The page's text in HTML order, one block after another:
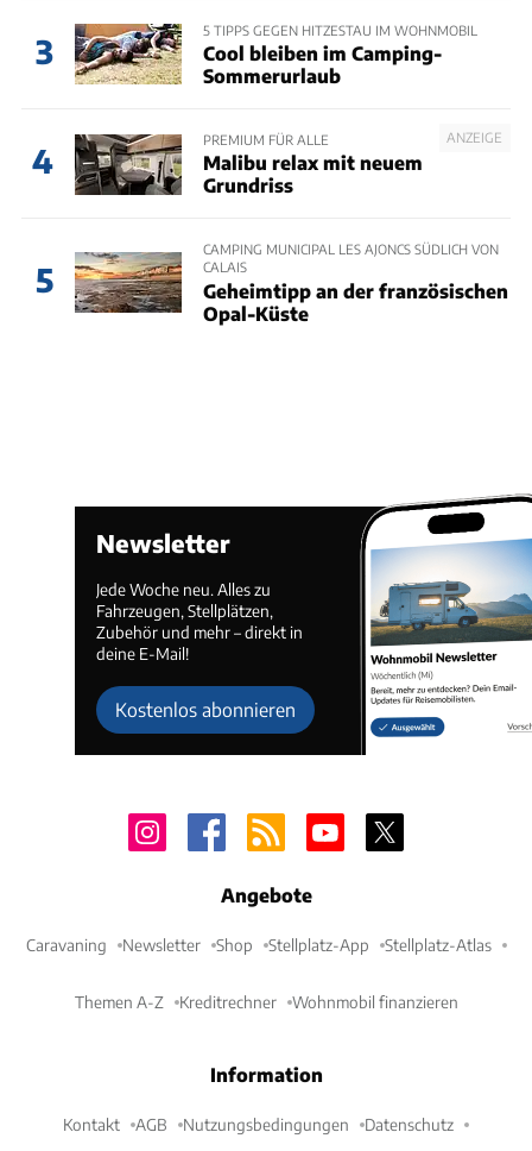
3
5 TIPPS GEGEN HITZESTAU IM WOHNMOBIL
Cool bleiben im Camping-
Sommerurlaub
4
ANZEIGE
PREMIUM FÜR ALLE
Malibu relax mit neuem
Grundriss
5
CAMPING MUNICIPAL LES AJONCS SÜDLICH VON
CALAIS
Geheimtipp an der französischen
Opal-Küste
Newsletter
Jede Woche neu. Alles zu
Fahrzeugen, Stellplätzen,
Zubehör und mehr – direkt in
deine E-Mail!
Kostenlos abonnieren
Angebote
Caravaning Newsletter Shop Stellplatz-App Stellplatz-Atlas
Themen A-Z Kreditrechner Wohnmobil finanzieren
Information
Kontakt AGB Nutzungsbedingungen Datenschutz